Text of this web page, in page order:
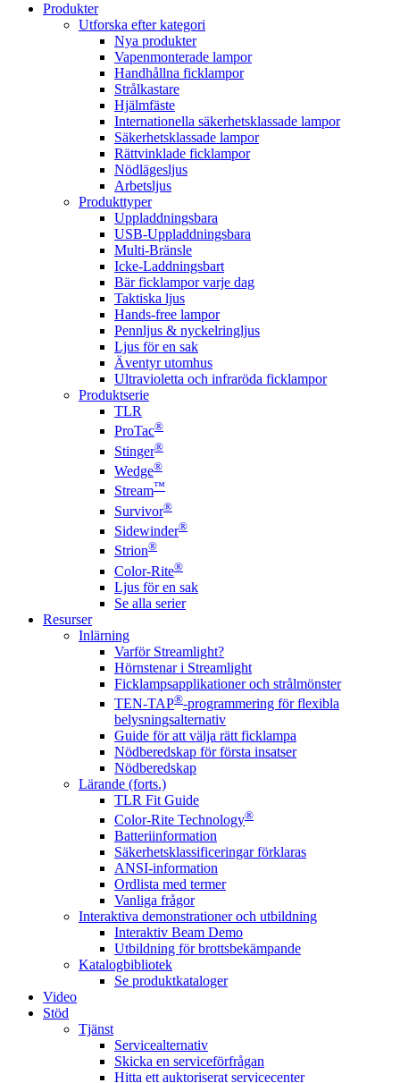
Produkter
Utforska efter kategori
Nya produkter
Vapenmonterade lampor
Handhållna ficklampor
Strålkastare
Hjälmfäste
Internationella säkerhetsklassade lampor
Säkerhetsklassade lampor
Rättvinklade ficklampor
Nödlägesljus
Arbetsljus
Produkttyper
Uppladdningsbara
USB-Uppladdningsbara
Multi-Bränsle
Icke-Laddningsbart
Bär ficklampor varje dag
Taktiska ljus
Hands-free lampor
Pennljus & nyckelringljus
Ljus för en sak
Äventyr utomhus
Ultravioletta och infraröda ficklampor
Produktserie
TLR
ProTac®
Stinger®
Wedge®
Stream™
Survivor®
Sidewinder®
Strion®
Color-Rite®
Ljus för en sak
Se alla serier
Resurser
Inlärning
Varför Streamlight?
Hörnstenar i Streamlight
Ficklampsapplikationer och strålmönster
TEN-TAP®-programmering för flexibla
belysningsalternativ
Guide för att välja rätt ficklampa
Nödberedskap för första insatser
Nödberedskap
Lärande (forts.)
TLR Fit Guide
Color-Rite Technology®
Batteriinformation
Säkerhetsklassificeringar förklaras
ANSI-information
Ordlista med termer
Vanliga frågor
Interaktiva demonstrationer och utbildning
Interaktiv Beam Demo
Utbildning för brottsbekämpande
Katalogbibliotek
Se produktkataloger
Video
Stöd
Tjänst
Servicealternativ
Skicka en serviceförfrågan
Hitta ett auktoriserat servicecenter